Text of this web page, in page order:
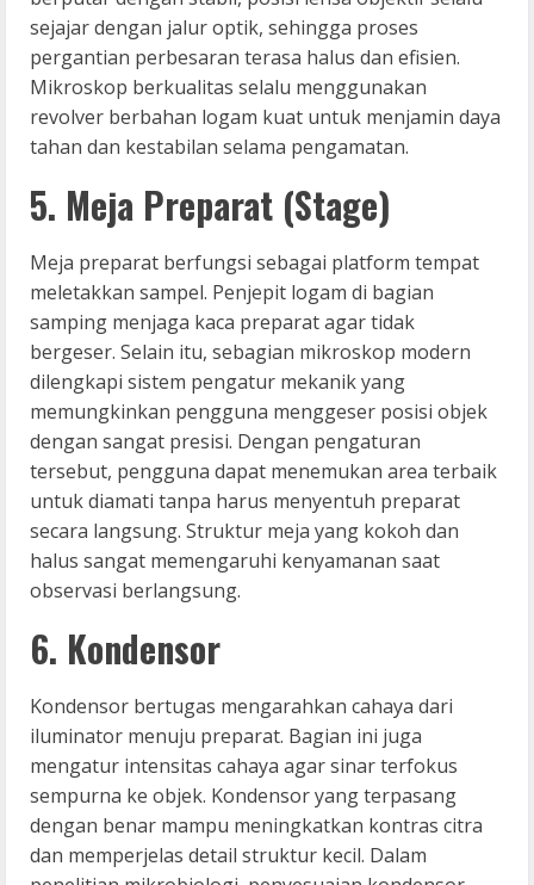
sejajar dengan jalur optik, sehingga proses
pergantian perbesaran terasa halus dan efisien.
Mikroskop berkualitas selalu menggunakan
revolver berbahan logam kuat untuk menjamin daya
tahan dan kestabilan selama pengamatan.
5. Meja Preparat (Stage)
Meja preparat berfungsi sebagai platform tempat
meletakkan sampel. Penjepit logam di bagian
samping menjaga kaca preparat agar tidak
bergeser. Selain itu, sebagian mikroskop modern
dilengkapi sistem pengatur mekanik yang
memungkinkan pengguna menggeser posisi objek
dengan sangat presisi. Dengan pengaturan
tersebut, pengguna dapat menemukan area terbaik
untuk diamati tanpa harus menyentuh preparat
secara langsung. Struktur meja yang kokoh dan
halus sangat memengaruhi kenyamanan saat
observasi berlangsung.
6. Kondensor
Kondensor bertugas mengarahkan cahaya dari
iluminator menuju preparat. Bagian ini juga
mengatur intensitas cahaya agar sinar terfokus
sempurna ke objek. Kondensor yang terpasang
dengan benar mampu meningkatkan kontras citra
dan memperjelas detail struktur kecil. Dalam